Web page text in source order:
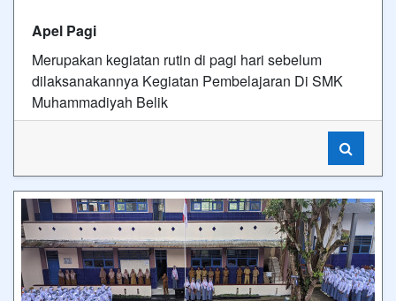
Apel Pagi
Merupakan kegiatan rutin di pagi hari sebelum
dilaksanakannya Kegiatan Pembelajaran Di SMK
Muhammadiyah Belik